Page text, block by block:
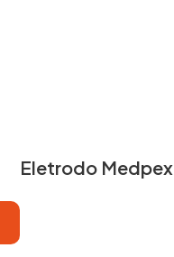
Eletrodo Medpex